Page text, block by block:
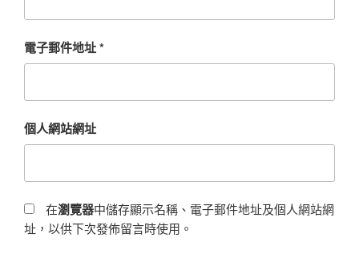
電子郵件地址*
個人網站網址
在瀏覽器中儲存顯示名稱、電子郵件地址及個人網站網
址，以供下次發佈留言時使用。